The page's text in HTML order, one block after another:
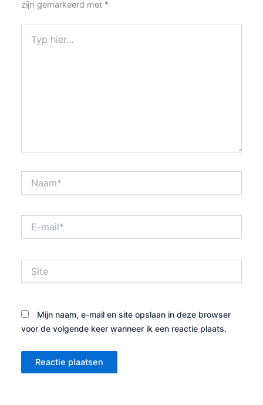
zijn gemarkeerd met *
hier...
mail*
Mijn naam, e-mail en site opslaan in deze browser
voor de volgende keer wanneer ik een reactie plaats.